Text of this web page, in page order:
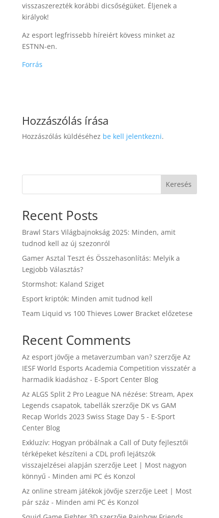
visszaszerezték korábbi dicsőségüket. Éljenek a
királyok!
Az esport legfrissebb híreiért kövess minket az
ESTNN-en.
Forrás
Hozzászólás írása
Hozzászólás küldéséhez be kell jelentkezni.
Keresés
Recent Posts
Brawl Stars Világbajnokság 2025: Minden, amit
tudnod kell az új szezonról
Gamer Asztal Teszt és Összehasonlítás: Melyik a
Legjobb Választás?
Stormshot: Kaland Sziget
Esport kriptók: Minden amit tudnod kell
Team Liquid vs 100 Thieves Lower Bracket előzetese
Recent Comments
Az esport jövője a metaverzumban van?szerzője Az
IESF World Esports Academia Competition visszatér a
harmadik kiadáshoz - E-Sport Center Blog
Az ALGS Split 2 Pro League NA nézése: Stream, Apex
Legends csapatok, tabellákszerzője DK vs GAM
Recap Worlds 2023 Swiss Stage Day 5 - E-Sport
Center Blog
Exkluzív: Hogyan próbálnak a Call of Duty fejlesztői
térképeket készíteni a CDL profi lejátszók
visszajelzései alapján szerzője Leet | Most nagyon
könnyű - Minden ami PC és Konzol
Az online stream játékok jövője szerzője Leet | Most
pár száz - Minden ami PC és Konzol